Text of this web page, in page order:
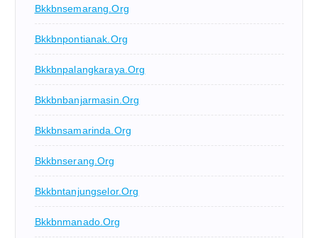
Bkkbnsemarang.org
Bkkbnpontianak.org
Bkkbnpalangkaraya.org
Bkkbnbanjarmasin.org
Bkkbnsamarinda.org
Bkkbnserang.org
Bkkbntanjungselor.org
Bkkbnmanado.org